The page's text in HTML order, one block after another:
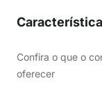
Confira o que o
oferecer